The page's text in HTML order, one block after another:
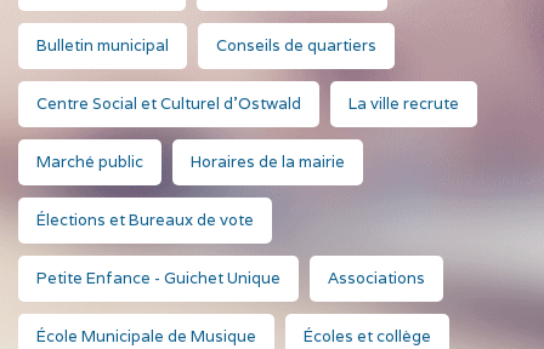
Bulletin municipal Conseils de quartiers
Centre Social et Culturel d'Ostwald La ville recrute
Marché public Horaires de la mairie
Élections et Bureaux de vote
Petite Enfance - Guichet Unique Associations
École Municipale de Musique Écoles et collège